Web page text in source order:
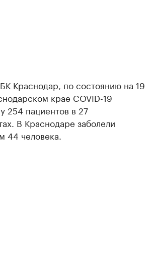
Краснодар, по состоянию на 19
крае COVID-19
у 254 пациентов в 27
В Краснодаре заболели
44 человека.